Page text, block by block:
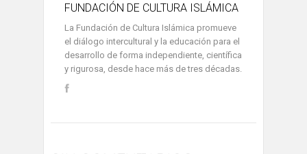
FUNDACIÓN DE CULTURA ISLÁMICA
La Fundación de Cultura Islámica promueve
el diálogo intercultural y la educación para el
desarrollo de forma independiente, científica
y rigurosa, desde hace más de tres décadas.